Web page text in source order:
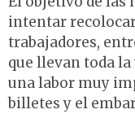
intentar
trabajadores,
que llevan toda
una labor muy
billetes y el